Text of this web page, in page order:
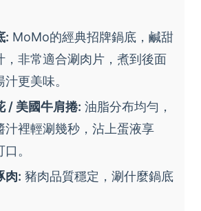
: MoMo的經典招牌鍋底，鹹甜
，非常適合涮肉片，煮到後面
更美味。
/ 美國牛肩捲: 油脂分布均勻，
汁裡輕涮幾秒，沾上蛋液享
。
肉: 豬肉品質穩定，涮什麼鍋底